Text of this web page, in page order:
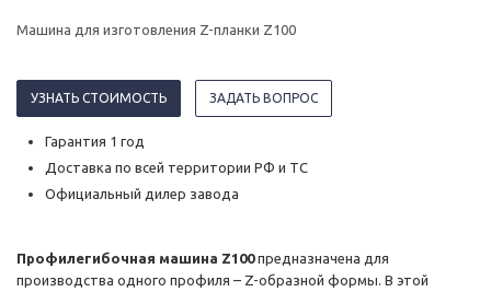
Машина для изготовления Z-планки Z100
УЗНАТЬ СТОИМОСТЬ ЗАДАТЬ ВОПРОС
Гарантия 1 год
Доставка по всей территории РФ и ТС
Официальный дилер завода
Профилегибочная машина Z100предназначена для
производства одного профиля – Z-образной формы. В этой